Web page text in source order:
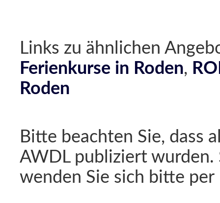
Links zu ähnlichen
Ferienkurse in Roden,
Roden
Bitte beachten Sie, dass
AWDL publiziert wurden.
wenden Sie sich bitte